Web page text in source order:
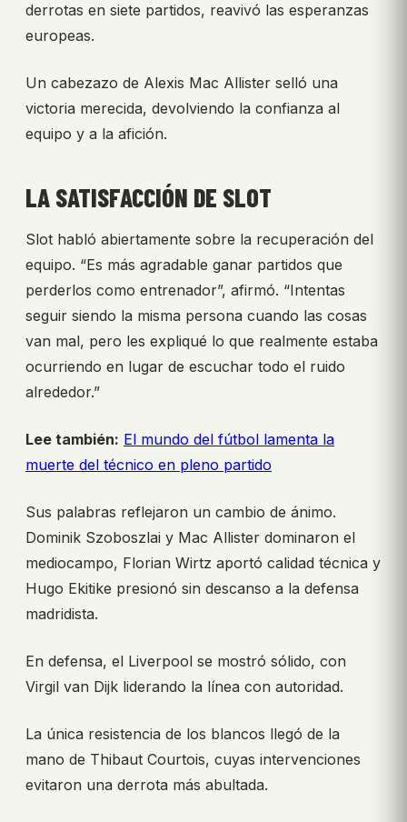
derrotas en siete partidos, reavivó las esperanzas
europeas.
Un cabezazo de Alexis Mac Allister selló una
victoria merecida, devolviendo la confianza al
equipo y a la afición.
LA SATISFACCIÓN DE SLOT
Slot habló abiertamente sobre la recuperación del
equipo. “Es más agradable ganar partidos que
perderlos como entrenador”, afirmó. “Intentas
seguir siendo la misma persona cuando las cosas
van mal, pero les expliqué lo que realmente estaba
ocurriendo en lugar de escuchar todo el ruido
alrededor.”
Lee también: El mundo del fútbol lamenta la
muerte del técnico en pleno partido
Sus palabras reflejaron un cambio de ánimo.
Dominik Szoboszlai y Mac Allister dominaron el
mediocampo, Florian Wirtz aportó calidad técnica y
Hugo Ekitike presionó sin descanso a la defensa
madridista.
En defensa, el Liverpool se mostró sólido, con
Virgil van Dijk liderando la línea con autoridad.
La única resistencia de los blancos llegó de la
mano de Thibaut Courtois, cuyas intervenciones
evitaron una derrota más abultada.